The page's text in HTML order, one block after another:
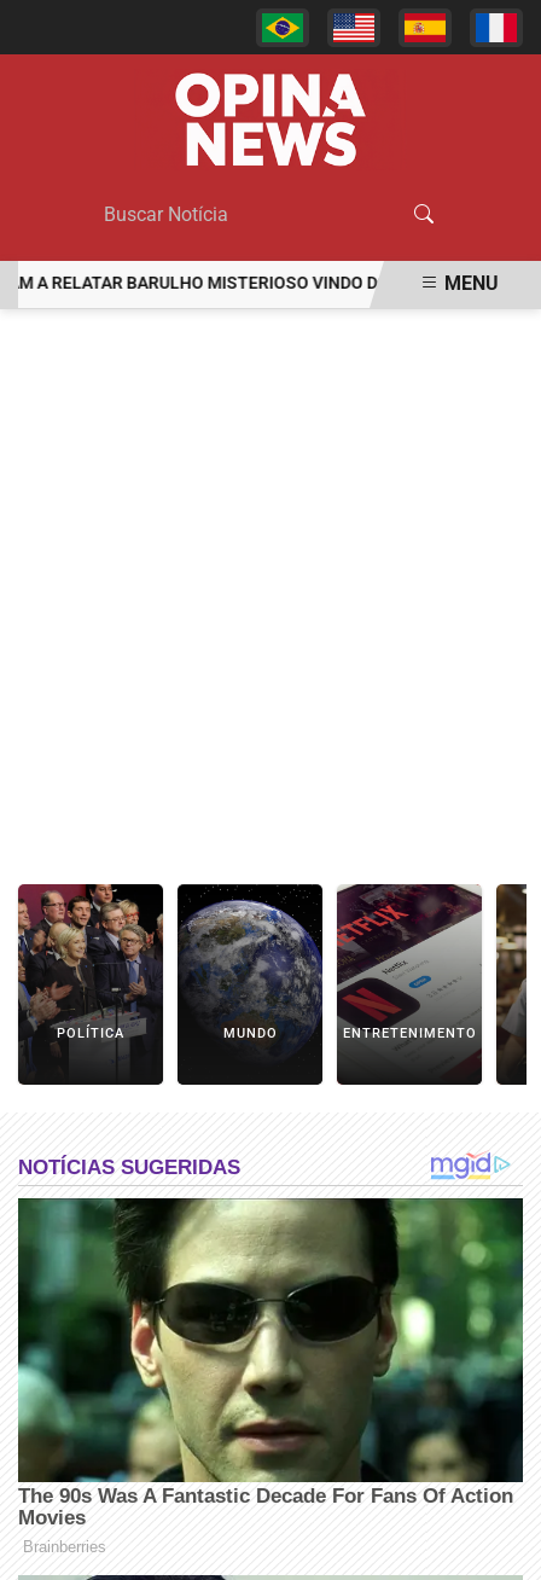
RELATAR BARULHO MISTERIOSO VINDO DO MAR MULHER É
MENU
POLÍTICA MUNDO ENTRETENIMENTO